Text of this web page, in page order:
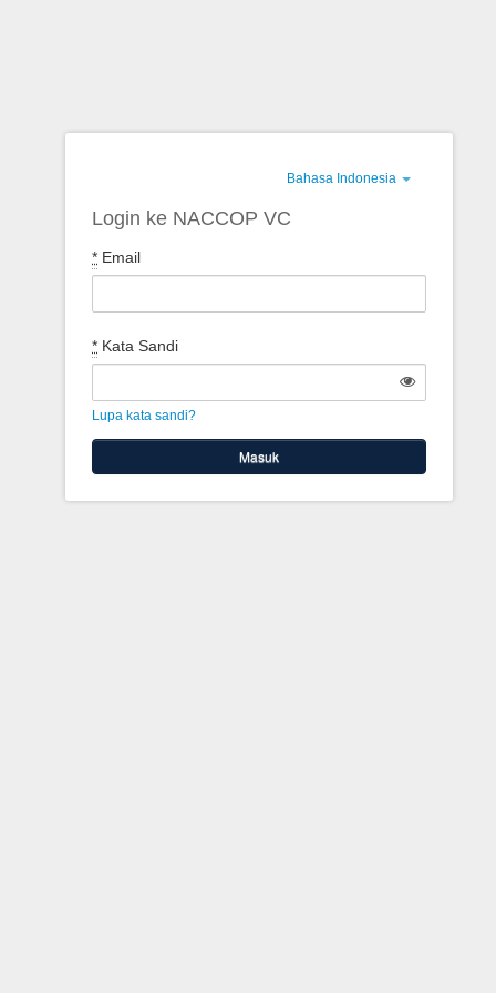
Bahasa Indonesia
Login ke NACCOP VC
* Email
* Kata Sandi
Lupa kata sandi?